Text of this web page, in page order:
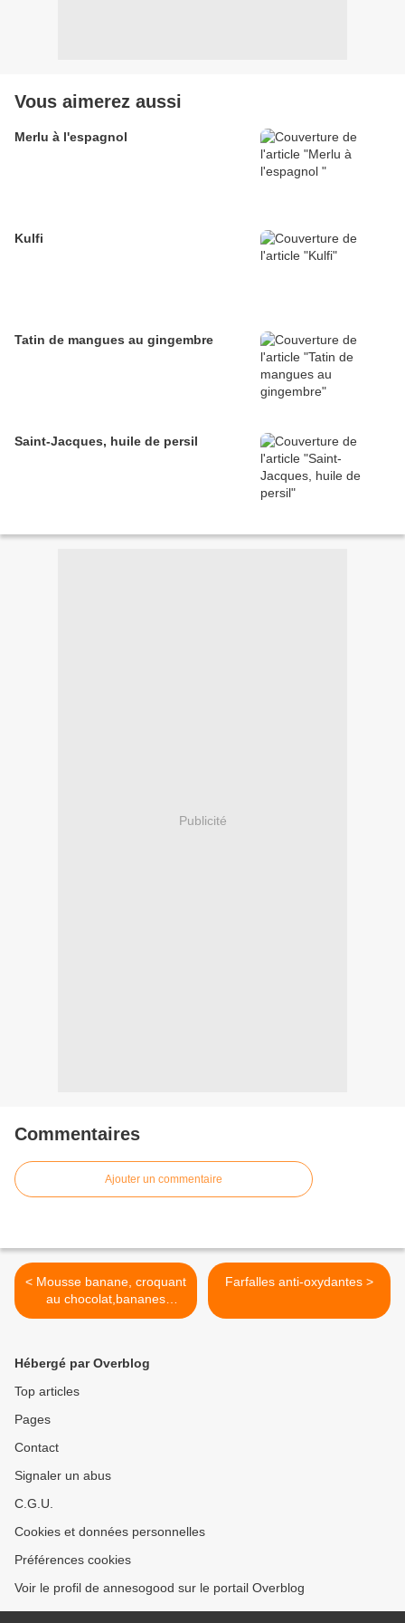
Vous aimerez aussi
Merlu à l'espagnol
Kulfi
Tatin de mangues au gingembre
Saint-Jacques, huile de persil
Publicité
Commentaires
Ajouter un commentaire
< Mousse banane, croquant
au chocolat,bananes
caramélisées.
Farfalles anti-oxydantes >
Hébergé par Overblog
Top articles
Pages
Contact
Signaler un abus
C.G.U.
Cookies et données personnelles
Préférences cookies
Voir le profil de annesogood sur le portail Overblog